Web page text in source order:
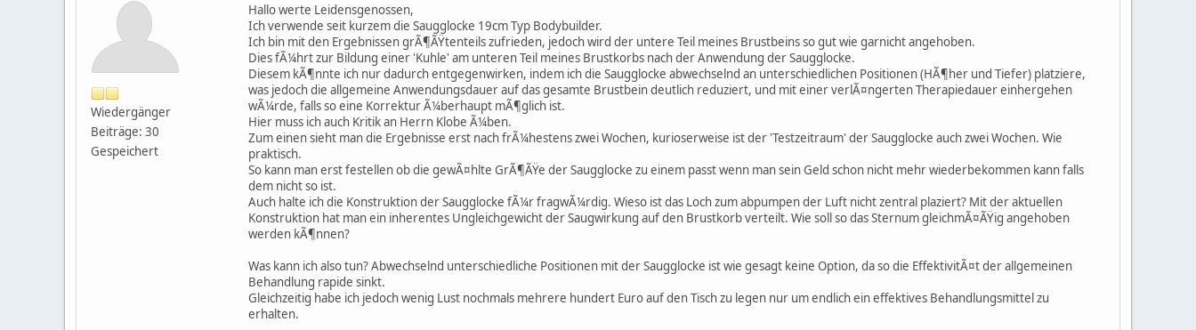
Wiedergänger
Beiträge: 30
Gespeichert
Hallo werte Leidensgenossen,
Ich verwende seit kurzem die Saugglocke 19cm Typ Bodybuilder.
Ich bin mit den Ergebnissen grÃ¶ÃŸtenteils zufrieden, jedoch wird der untere Teil meines Brustbeins so gut wie garnicht angehoben.
Dies fÃ¼hrt zur Bildung einer 'Kuhle' am unteren Teil meines Brustkorbs nach der Anwendung der Saugglocke.
Diesem kÃ¶nnte ich nur dadurch entgegenwirken, indem ich die Saugglocke abwechselnd an unterschiedlichen Positionen (HÃ¶her und Tiefer) platziere,
was jedoch die allgemeine Anwendungsdauer auf das gesamte Brustbein deutlich reduziert, und mit einer verlÃ¤ngerten Therapiedauer einhergehen
wÃ¼rde, falls so eine Korrektur Ã¼berhaupt mÃ¶glich ist.
Hier muss ich auch Kritik an Herrn Klobe Ã¼ben.
Zum einen sieht man die Ergebnisse erst nach frÃ¼hestens zwei Wochen, kurioserweise ist der 'Testzeitraum' der Saugglocke auch zwei Wochen. Wie
praktisch.
So kann man erst festellen ob die gewÃ¤hlte GrÃ¶ÃŸe der Saugglocke zu einem passt wenn man sein Geld schon nicht mehr wiederbekommen kann falls
dem nicht so ist.
Auch halte ich die Konstruktion der Saugglocke fÃ¼r fragwÃ¼rdig. Wieso ist das Loch zum abpumpen der Luft nicht zentral plaziert? Mit der aktuellen
Konstruktion hat man ein inherentes Ungleichgewicht der Saugwirkung auf den Brustkorb verteilt. Wie soll so das Sternum gleichmÃ¤ÃŸig angehoben
werden kÃ¶nnen?
Was kann ich also tun? Abwechselnd unterschiedliche Positionen mit der Saugglocke ist wie gesagt keine Option, da so die EffektivitÃ¤t der allgemeinen
Behandlung rapide sinkt.
Gleichzeitig habe ich jedoch wenig Lust nochmals mehrere hundert Euro auf den Tisch zu legen nur um endlich ein effektives Behandlungsmittel zu
erhalten.